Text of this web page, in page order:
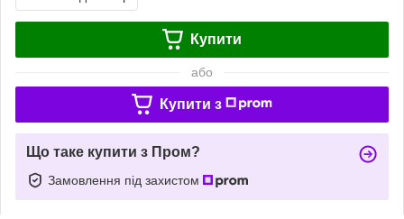
Купити
або
Купити з
Що таке купити з Пром?
Замовлення під захистом